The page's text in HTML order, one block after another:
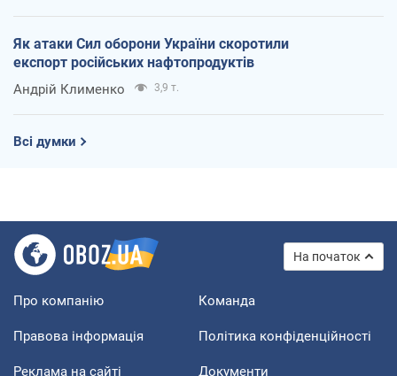
Як атаки Сил оборони України скоротили
експорт російських нафтопродуктів
Андрій Клименко 3,9 т.
Всі думки
На початок
Про компанію Команда
Правова інформація Політика конфіденційності
Реклама на сайті Документи